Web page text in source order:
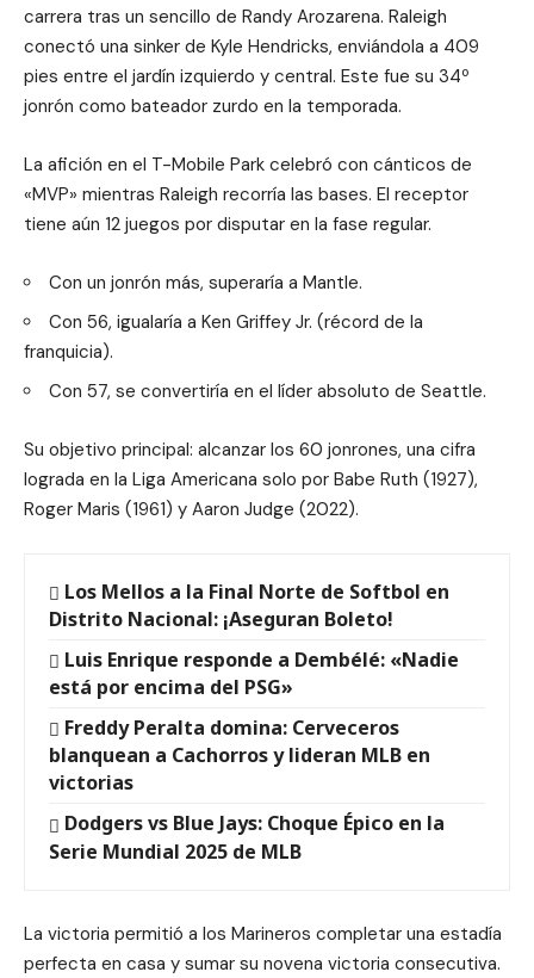
carrera tras un sencillo de Randy Arozarena. Raleigh
conectó una sinker de Kyle Hendricks, enviándola a 409
pies entre el jardín izquierdo y central. Este fue su 34º
jonrón como bateador zurdo en la temporada.
La afición en el T-Mobile Park celebró con cánticos de
«MVP» mientras Raleigh recorría las bases. El receptor
tiene aún 12 juegos por disputar en la fase regular.
Con un jonrón más, superaría a Mantle.
Con 56, igualaría a Ken Griffey Jr. (récord de la
franquicia).
Con 57, se convertiría en el líder absoluto de Seattle.
Su objetivo principal: alcanzar los 60 jonrones, una cifra
lograda en la Liga Americana solo por Babe Ruth (1927),
Roger Maris (1961) y Aaron Judge (2022).
Los Mellos a la Final Norte de Softbol en
Distrito Nacional: ¡Aseguran Boleto!
Luis Enrique responde a Dembélé: «Nadie
está por encima del PSG»
Freddy Peralta domina: Cerveceros
blanquean a Cachorros y lideran MLB en
victorias
Dodgers vs Blue Jays: Choque Épico en la
Serie Mundial 2025 de MLB
La victoria permitió a los Marineros completar una estadía
perfecta en casa y sumar su novena victoria consecutiva.